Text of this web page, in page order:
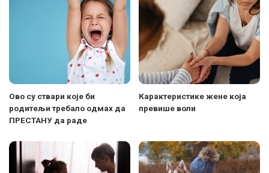
Ово су ствари које би
родитељи требало одмах да
ПРЕСТАНУ да раде
Карактеристике жене која
превише воли